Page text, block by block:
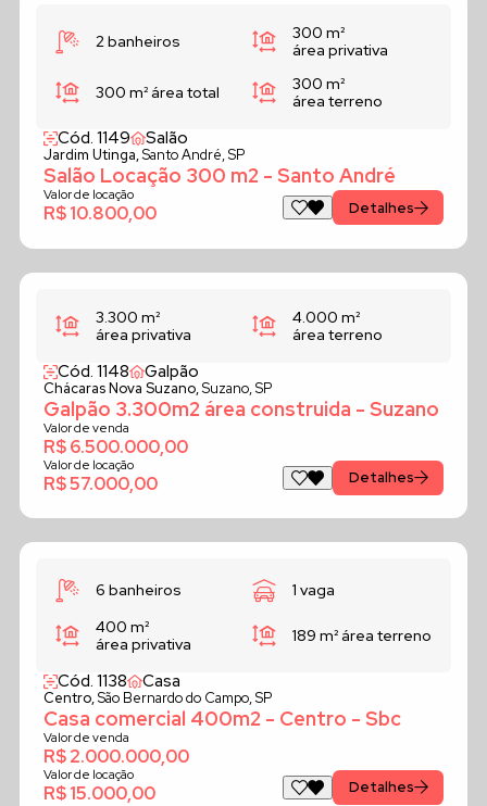
2 banheiros
300 m²
área privativa
300 m²área total
300 m²
área terreno
Cód. 1149 Salão
Jardim Utinga,Santo André, SP
Salão Locação 300 m2 - Santo André
Valor de locação
R$ 10.800,00 Detalhes
3.300 m²
área privativa
4.000 m²
área terreno
Cód. 1148 Galpão
Chácaras Nova Suzano,Suzano, SP
Galpão 3.300m2 área construida - Suzano
Valor de venda
R$ 6.500.000,00
Valor de locação
R$ 57.000,00 Detalhes
6 banheiros
1 vaga
400 m²
área privativa
189 m²área terreno
Cód. 1138 Casa
Centro,São Bernardo do Campo, SP
Casa comercial 400m2 - Centro - Sbc
Valor de venda
R$ 2.000.000,00
Valor de locação
R$ 15.000,00 Detalhes